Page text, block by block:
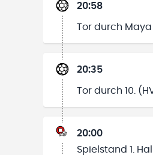
20:58
Tor durch Maya
20:35
Tor durch 10.
20:00
Spielstand 1.